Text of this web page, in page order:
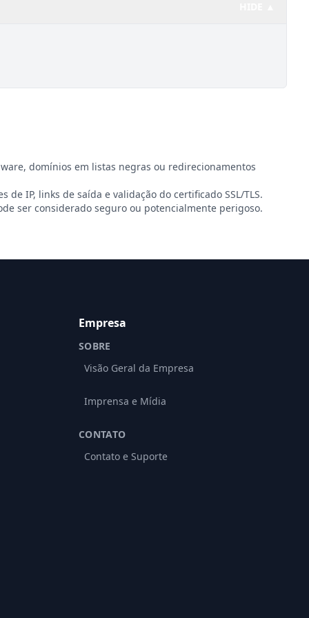
domínios em listas negras ou redirecionamentos
IP, links de saída e validação do certificado SSL/TLS.
ser considerado seguro ou potencialmente perigoso.
Empresa
SOBRE
Visão Geral da Empresa
Imprensa e Mídia
CONTATO
Contato e Suporte